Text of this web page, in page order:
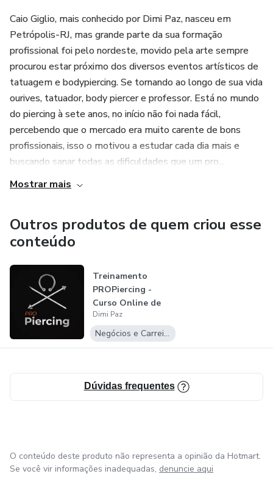
Caio Giglio, mais conhecido por Dimi Paz, nasceu em
Petrópolis-RJ, mas grande parte da sua formação
profissional foi pelo nordeste, movido pela arte sempre
procurou estar próximo dos diversos eventos artísticos de
tatuagem e bodypiercing. Se tornando ao longo de sua vida
ourives, tatuador, body piercer e professor. Está no mundo
do piercing à sete anos, no início não foi nada fácil,
percebendo que o mercado era muito carente de bons
profissionais, isso o motivou a estudar cada dia mais e
buscando sanar todas as dificuldades que um pro...
Mostrar mais
Outros produtos de quem criou esse
conteúdo
Treinamento
PROPiercing -
Curso Online de
Body Piercing
mais...
Dimi Paz
Negócios e Carreira
Dúvidas frequentes
O conteúdo deste produto não representa a opinião da Hotmart.
Se você vir informações inadequadas, denuncie aqui